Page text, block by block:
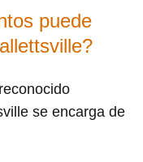
puede
se encarga de